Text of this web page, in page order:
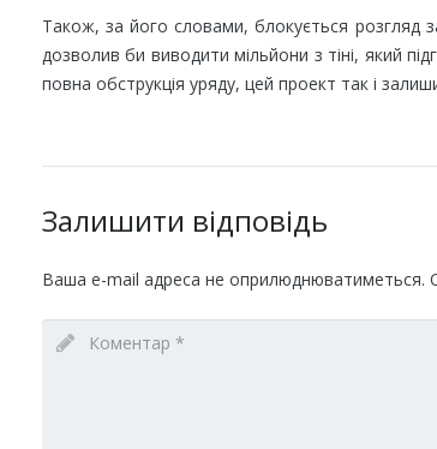
Також, за його словами, блокується розгляд
дозволив би виводити мільйони з тіні, який
повна обструкція уряду, цей проект так і
Залишити відповідь
Ваша e-mail адреса не оприлюднюватиметься.